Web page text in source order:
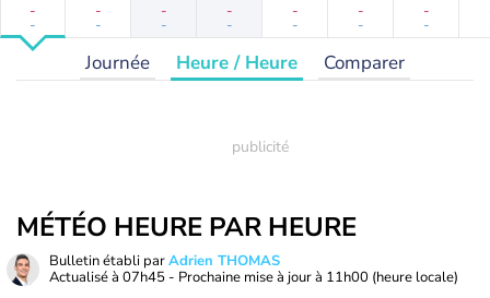
-
-
-
-
-
-
-
-
-
-
-
-
-
-
Journée Heure / Heure Comparer
MÉTÉO HEURE PAR HEURE
Bulletin établi parAdrien THOMAS
Actualisé à 07h45 - Prochaine mise à jour à 11h00 (heure locale)